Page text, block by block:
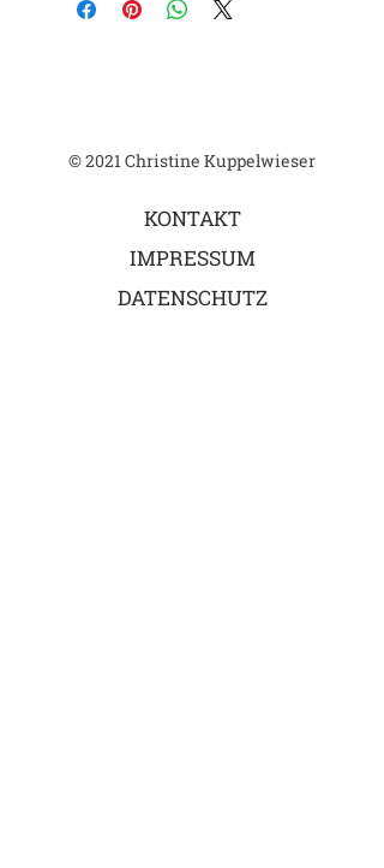
© 2021 Christine Kuppelwieser
KONTAKT
IMPRESSUM
DATENSCHUTZ